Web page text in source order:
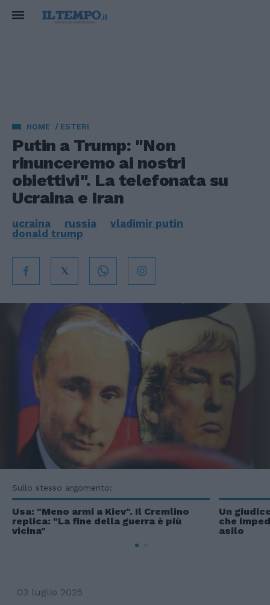
HOME ESTERI
Putin a Trump: "Non
rinunceremo ai nostri
obiettivi". La telefonata su
Ucraina e Iran
ucraina russia
vladimir putin
donald trump
Sullo stesso argomento:
Usa: "Meno armi a Kiev". Il Cremlino
replica: "La fine della guerra è più
vicina"
Un
che
asilo
03 luglio 2025